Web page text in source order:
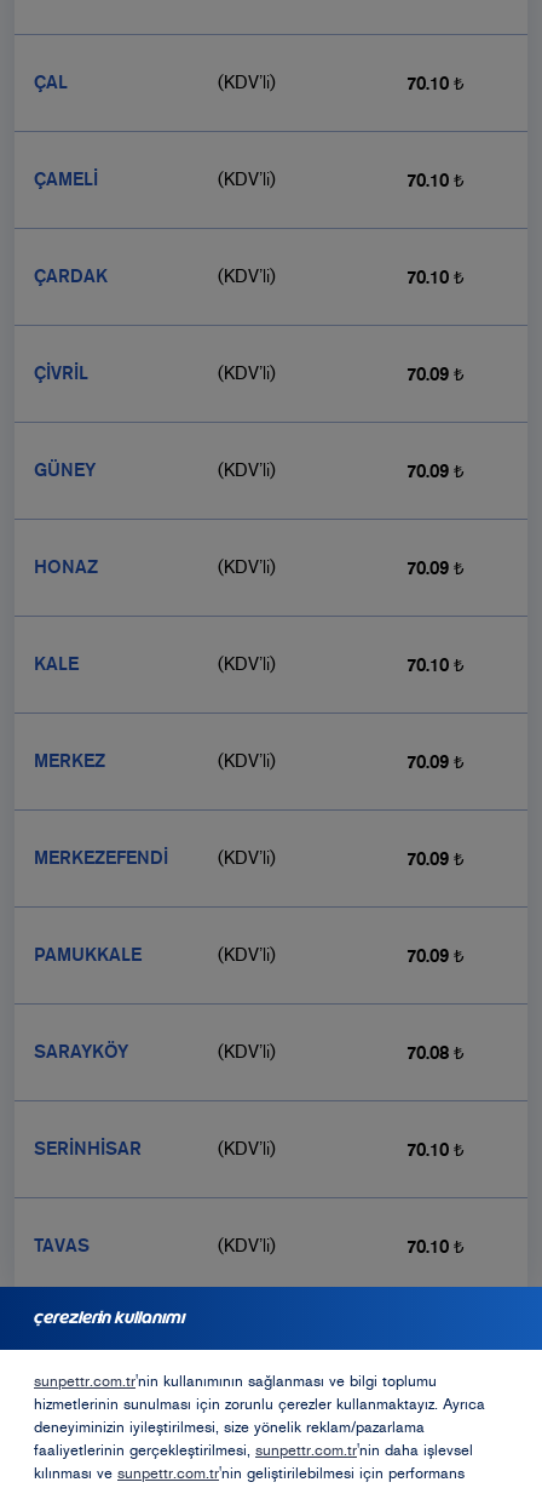
çerezlerin kullanımı
sunpettr.com.tr'nin kullanımının sağlanması ve bilgi toplumu
hizmetlerinin sunulması için zorunlu çerezler kullanmaktayız. Ayrıca
deneyiminizin iyileştirilmesi, size yönelik reklam/pazarlama
faaliyetlerinin gerçekleştirilmesi, sunpettr.com.tr'nin daha işlevsel
kılınması ve sunpettr.com.tr'nin geliştirilebilmesi için performans
ÇAL (KDV’li) 70.10 ₺
ÇAMELİ (KDV’li) 70.10 ₺
ÇARDAK (KDV’li) 70.10 ₺
ÇİVRİL (KDV’li) 70.09 ₺
GÜNEY (KDV’li) 70.09 ₺
HONAZ (KDV’li) 70.09 ₺
KALE (KDV’li) 70.10 ₺
MERKEZ (KDV’li) 70.09 ₺
MERKEZEFENDİ (KDV’li) 70.09 ₺
PAMUKKALE (KDV’li) 70.09 ₺
SARAYKÖY (KDV’li) 70.08 ₺
SERİNHİSAR (KDV’li) 70.10 ₺
TAVAS (KDV’li) 70.10 ₺
Bayilik Formu